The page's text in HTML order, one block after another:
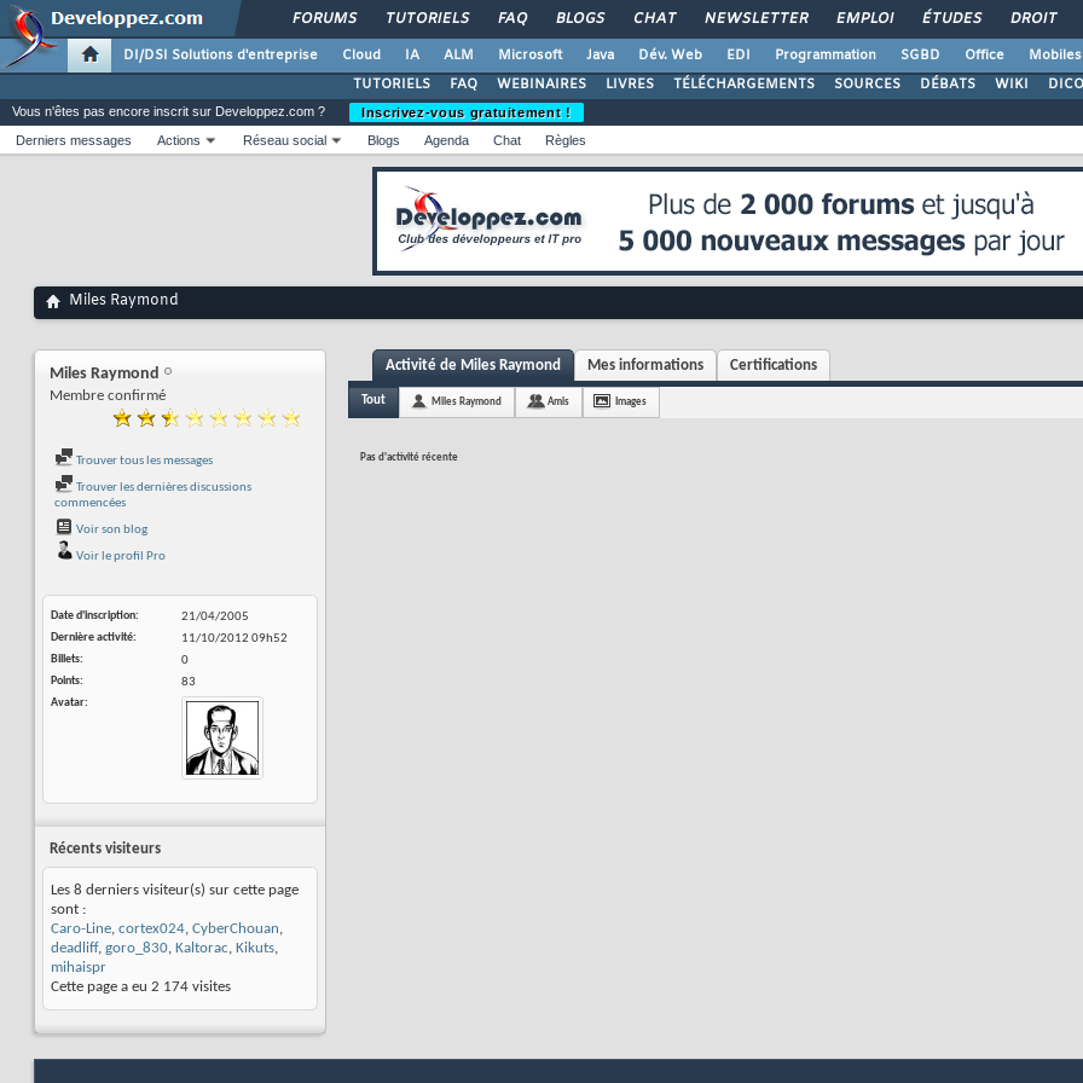
FORUMS TUTORIELS FAQ BLOGS CHAT NEWSLETTER EMPLOI ÉTUDES DROIT
DI/DSI Solutions d'entreprise Cloud IA ALM Microsoft Java Dév. Web EDI Programmation SGBD Office Mobiles
TUTORIELS
FAQ WEBINAIRES LIVRES TÉLÉCHARGEMENTS SOURCES DÉBATS WIKI DICO
Vous n'êtes pas encore inscrit sur Developpez.com ?
Inscrivez-vous gratuitement !
Derniers messages
Actions Réseau social Blogs Agenda Chat Règles
Miles Raymond
Miles Raymond
Membre confirmé
Trouver tous les messages
Trouver les dernières discussions
commencées
Voir son blog
Voir le profil Pro
Date d'inscription
21/04/2005
Dernière activité
11/10/2012 09h52
Billets
0
Points
83
Avatar
Récents visiteurs
Les 8 derniers visiteur(s) sur cette page
sont :
Caro-Line cortex024 CyberChouan
deadliff, goro_830 Kaltorac Kikuts
mihaispr
Cette page a eu 2 174 visites
Activité de Miles Raymond Mes informations Certifications
Tout Miles Raymond Amis Images
Pas d'activité récente